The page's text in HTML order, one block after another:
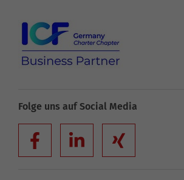
Folge uns auf Social Media